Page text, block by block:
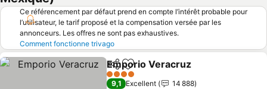
Ce référencement par défaut prend en compte l’intérêt probable pour
l’utilisateur, le tarif proposé et la compensation versée par les
annonceurs. Les offres ne sont pas exhaustives.
Comment fonctionne trivago
PartagerAjouter à mes favoris
Emporio Veracruz
4 Étoiles
9,1 Excellent
14 888